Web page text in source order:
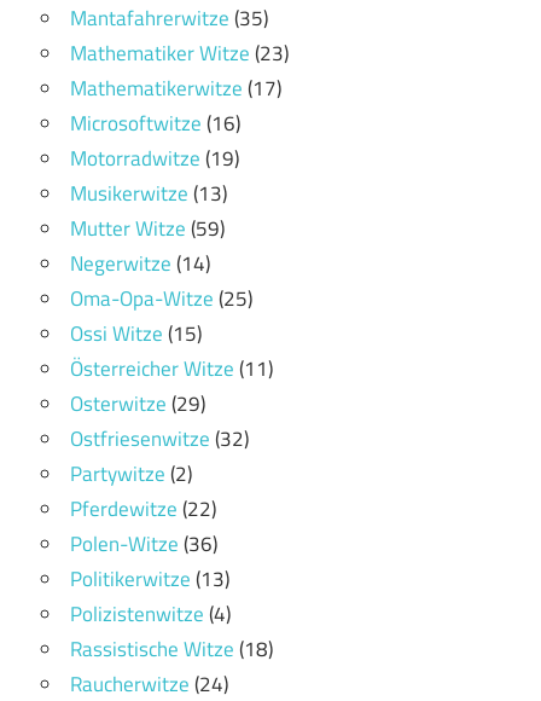
Mantafahrerwitze(35)
Mathematiker Witze(23)
Mathematikerwitze(17)
Microsoftwitze(16)
Motorradwitze(19)
Musikerwitze(13)
Mutter Witze(59)
Negerwitze(14)
Oma-Opa-Witze(25)
Ossi Witze(15)
Österreicher Witze(11)
Osterwitze(29)
Ostfriesenwitze(32)
Partywitze(2)
Pferdewitze(22)
Polen-Witze(36)
Politikerwitze(13)
Polizistenwitze(4)
Rassistische Witze(18)
Raucherwitze(24)